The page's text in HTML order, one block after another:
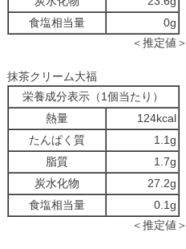
食塩相当量
0g
＜推定値＞
抹茶クリーム大福
栄養成分表示（1個当たり）
熱量
124kcal
たんぱく質
1.1g
脂質
1.7g
炭水化物
27.2g
食塩相当量
0.1g
＜推定値＞